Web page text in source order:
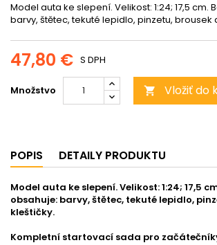
Model auta ke slepení. Velikost: 1:24; 17,5 cm.
barvy, štětec, tekuté lepidlo, pinzetu, brousek
47,80 € S DPH
Množstvo  Vložiť do
POPIS DETAILY PRODUKTU
Model auta ke slepení. Velikost: 1:24; 17,5
obsahuje: barvy, štětec, tekuté lepidlo,
kleštičky.
Kompletní startovací sada pro